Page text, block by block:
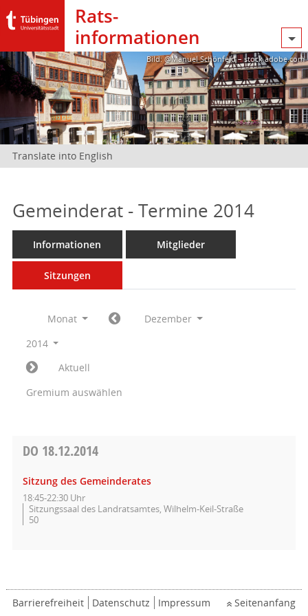
Rats­
informationen
Bild: @Manuel Schönfeld – stock.adobe.com
Translate into English
Gemeinderat - Termine 2014
Informationen Mitglieder
Sitzungen
Monat
Dezember
2014
Aktuell
Gremium auswählen
DO 18.12.2014
Sitzung des Gemeinderates
18:45-22:30 Uhr
Sitzungssaal des Landratsamtes, Wilhelm-Keil-Straße
50
Barrierefreiheit Datenschutz Impressum Seitenanfang